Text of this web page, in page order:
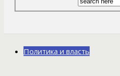
Политика и власть